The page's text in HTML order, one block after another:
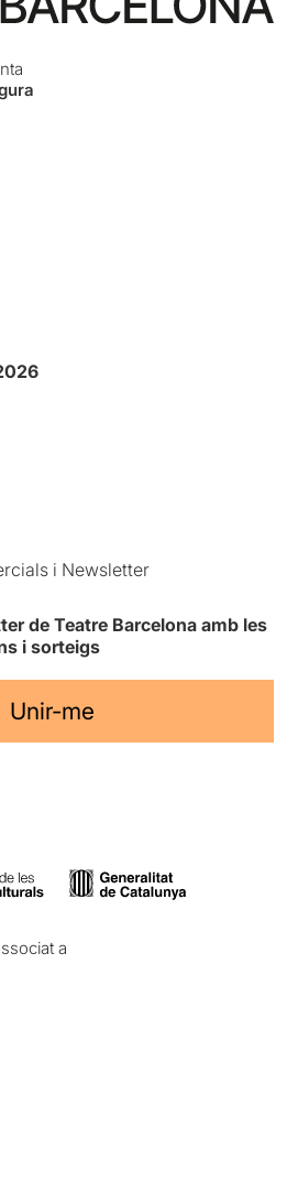
i Newsletter
de Teatre Barcelona amb les
i sorteigs
Unir-me
a